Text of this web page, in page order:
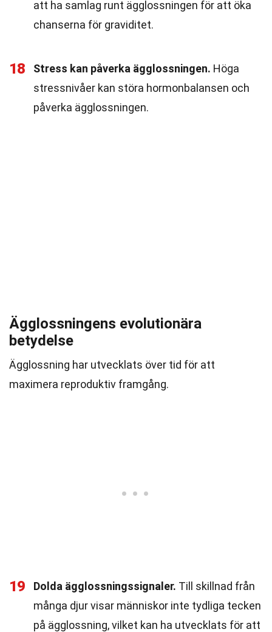
att ha samlag runt ägglossningen för att öka
chanserna för graviditet.
18 Stress kan påverka ägglossningen. Höga
stressnivåer kan störa hormonbalansen och
påverka ägglossningen.
Ägglossningens evolutionära
betydelse
Ägglossning har utvecklats över tid för att
maximera reproduktiv framgång.
19 Dolda ägglossningssignaler. Till skillnad från
många djur visar människor inte tydliga tecken
på ägglossning, vilket kan ha utvecklats för att